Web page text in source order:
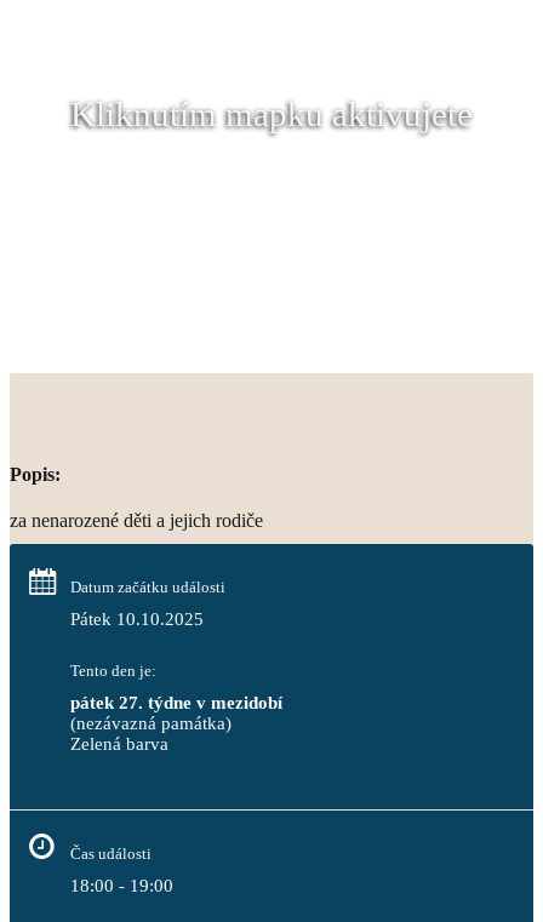
Kliknutím mapku aktivujete
Popis:
za nenarozené děti a jejich rodiče
Datum začátku události
Pátek 10.10.2025
Tento den je:
pátek 27. týdne v mezidobí
(nezávazná památka)
Zelená barva
Čas události
18:00 - 19:00